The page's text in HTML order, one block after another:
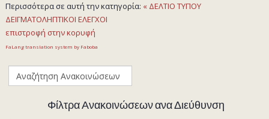
Περισσότερα σε αυτή την κατηγορία: « ΔΕΛΤΙΟ ΤΥΠΟΥ
ΔΕΙΓΜΑΤΟΛΗΠΤΙΚΟΙ ΕΛΕΓΧΟΙ
επιστροφή στην κορυφή
FaLang translation system by Faboba
Φίλτρα Ανακοινώσεων ανα Διεύθυνση